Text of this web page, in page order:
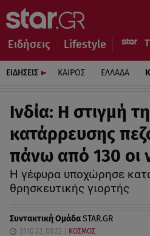
Ειδήσεις Lifestyle
ΕΙΔΗΣΕΙΣ ΚΑΙΡΟΣ ΕΛΛΑΔΑ
Ινδία: Η στιγμή
κατάρρευσης
πάνω από 130 οι
Η γέφυρα υποχώρησε
θρησκευτικής γιορτής
Συντακτική ΟμάδαSTAR.GR
31.10.22, 08:22
ΚΟΣΜΟΣ